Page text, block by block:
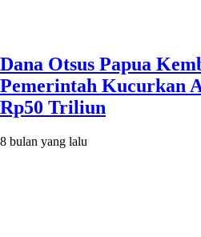
Dana Otsus Papua
Pemerintah Kucurkan
Rp50 Triliun
8 bulan yang lalu